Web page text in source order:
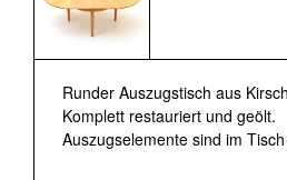
Runder Auszugstisch aus
Komplett restauriert und geölt.
Auszugselemente sind im